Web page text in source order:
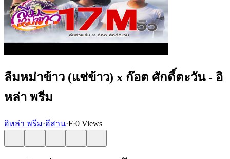
ลืมหม่าข้าว (แช่ข้าว) x ก๊อต ศักดิ์ตะวัน - อิ
หล่า พรีม
อิหล่า พรีม·อีสาน·F·0 Views